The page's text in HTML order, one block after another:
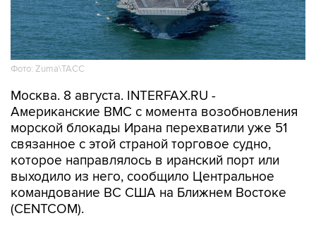
Фото: Zuma\ТАСС
Москва. 8 августа. INTERFAX.RU -
Американские ВМС с момента возобновления
морской блокады Ирана перехватили уже 51
связанное с этой страной торговое судно,
которое направлялось в иранский порт или
выходило из него, сообщило Центральное
командование ВС США на Ближнем Востоке
(CENTCOM).